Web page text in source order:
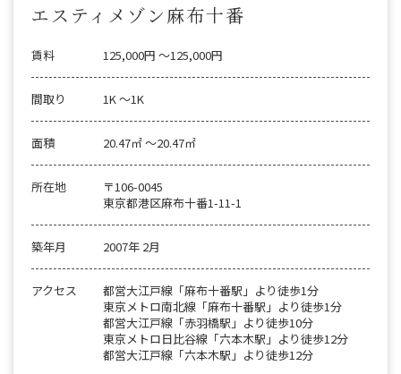
エスティメゾン麻布十番
賃料 125,000円 〜125,000円
間取り 1K 〜1K
面積 20.47㎡ 〜20.47㎡
所在地
〒106-0045
東京都港区麻布十番1-11-1
築年月 2007年 2月
アクセス
都営大江戸線「麻布十番駅」より徒歩1分
東京メトロ南北線「麻布十番駅」より徒歩1分
都営大江戸線「赤羽橋駅」より徒歩10分
東京メトロ日比谷線「六本木駅」より徒歩12分
都営大江戸線「六本木駅」より徒歩12分